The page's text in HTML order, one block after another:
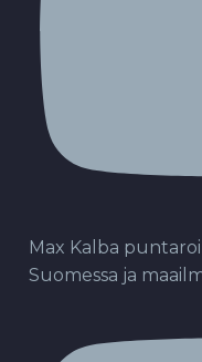
Max Kalba
Suomessa ja